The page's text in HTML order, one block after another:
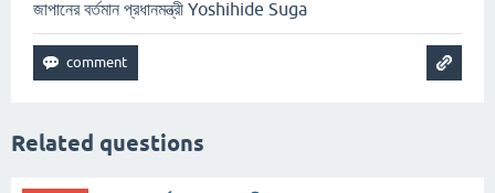
জাপানের বর্তমান প্রধানমন্ত্রী Yoshihide Suga
Related questions